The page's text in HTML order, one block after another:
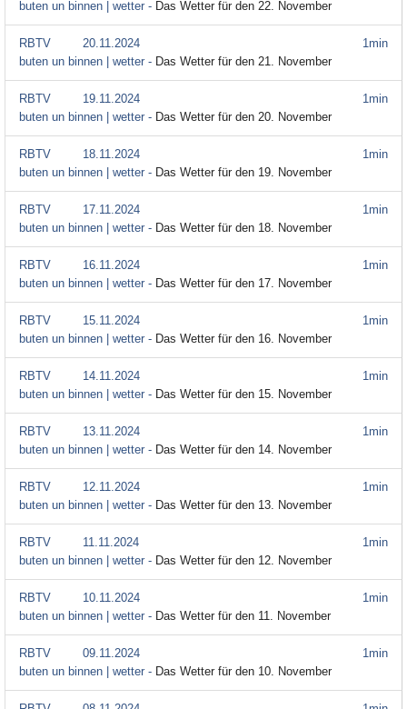
buten un binnen | wetter - Das Wetter für den 22. November
1min
RBTV
20.11.2024
buten un binnen | wetter - Das Wetter für den 21. November
1min
RBTV
19.11.2024
buten un binnen | wetter - Das Wetter für den 20. November
1min
RBTV
18.11.2024
buten un binnen | wetter - Das Wetter für den 19. November
1min
RBTV
17.11.2024
buten un binnen | wetter - Das Wetter für den 18. November
1min
RBTV
16.11.2024
buten un binnen | wetter - Das Wetter für den 17. November
1min
RBTV
15.11.2024
buten un binnen | wetter - Das Wetter für den 16. November
1min
RBTV
14.11.2024
buten un binnen | wetter - Das Wetter für den 15. November
1min
RBTV
13.11.2024
buten un binnen | wetter - Das Wetter für den 14. November
1min
RBTV
12.11.2024
buten un binnen | wetter - Das Wetter für den 13. November
1min
RBTV
11.11.2024
buten un binnen | wetter - Das Wetter für den 12. November
1min
RBTV
10.11.2024
buten un binnen | wetter - Das Wetter für den 11. November
1min
RBTV
09.11.2024
buten un binnen | wetter - Das Wetter für den 10. November